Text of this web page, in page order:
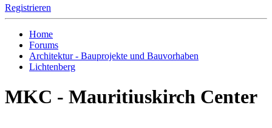
Registrieren
Home
Forums
Architektur - Bauprojekte und Bauvorhaben
Lichtenberg
MKC - Mauritiuskirch Center